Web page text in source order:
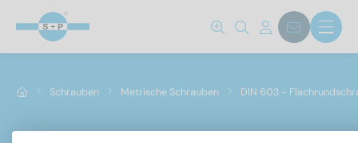
Schrauben Metrische Schrauben DIN 603 -